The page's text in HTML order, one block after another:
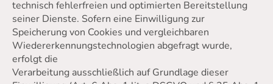
technisch fehlerfreien und optimierten Bereitstellung
seiner Dienste. Sofern eine Einwilligung zur
Speicherung von Cookies und vergleichbaren
Wiedererkennungstechnologien abgefragt wurde,
erfolgt die
Verarbeitung ausschließlich auf Grundlage dieser